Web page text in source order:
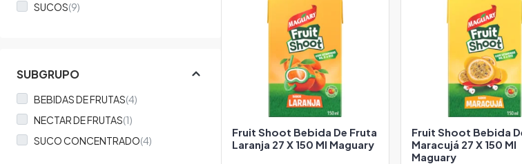
SUCOS(9)
SUBGRUPO
BEBIDAS DE FRUTAS(4)
NECTAR DE FRUTAS(1)
SUCO CONCENTRADO(4)
Fruit Shoot Bebida De Fruta
Laranja 27 X 150 Ml Maguary
Fruit Shoot Bebida
Maracujá 27 X 150 Ml
Maguary